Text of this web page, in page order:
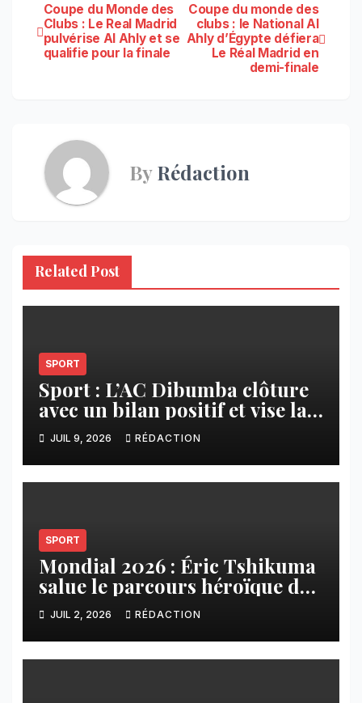
Navigation
de
Coupe du monde des
clubs : le National Al
Ahly d’Égypte défiera
Le Réal Madrid en
demi-finale
Coupe du Monde des
Clubs : Le Real Madrid
pulvérise Al Ahly et se
qualifie pour la finale
ByRédaction
Related Post
SPORT
Sport : L’AC Dibumba clôture
avec un bilan positif et vise la
ligue 1 pour la saison 2026-
2027
JUIL 9, 2026 RÉDACTION
SPORT
Mondial 2026 : Éric Tshikuma
salue le parcours héroïque des
Léopards
JUIL 2, 2026 RÉDACTION